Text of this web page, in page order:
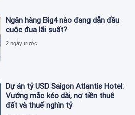
Ngân hàng Big4 nào đang dẫn đầu
cuộc đua lãi suất?
2 ngày trước
Dự án tỷ USD Saigon Atlantis Hotel:
Vướng mắc kéo dài, nợ tiền thuê
đất và thuế nghìn tỷ